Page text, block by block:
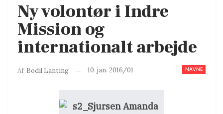
Ny volontør i Indre
Mission og
internationalt arbejde
NAVNE
Af Bodil Lanting 10. jan. 2016/01